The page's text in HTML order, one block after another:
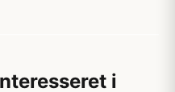
i